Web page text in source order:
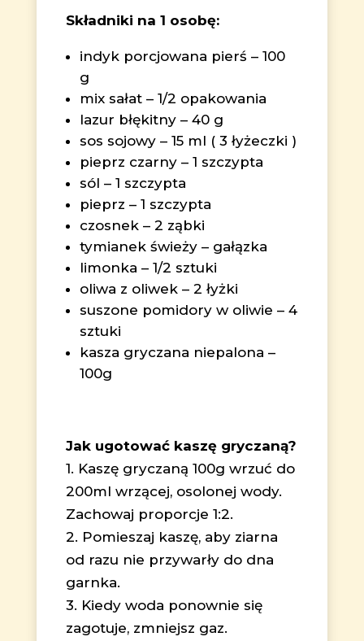
Składniki na 1 osobę:
indyk porcjowana pierś – 100
g
mix sałat – 1/2 opakowania
lazur błękitny – 40 g
sos sojowy – 15 ml ( 3 łyżeczki )
pieprz czarny – 1 szczypta
sól – 1 szczypta
pieprz – 1 szczypta
czosnek – 2 ząbki
tymianek świeży – gałązka
limonka – 1/2 sztuki
oliwa z oliwek – 2 łyżki
suszone pomidory w oliwie – 4
sztuki
kasza gryczana niepalona –
100g
Jak ugotować kaszę gryczaną?
1. Kaszę gryczaną 100g wrzuć do
200ml wrzącej, osolonej wody.
Zachowaj proporcje 1:2.
2. Pomieszaj kaszę, aby ziarna
od razu nie przywarły do dna
garnka.
3. Kiedy woda ponownie się
zagotuje, zmniejsz gaz.